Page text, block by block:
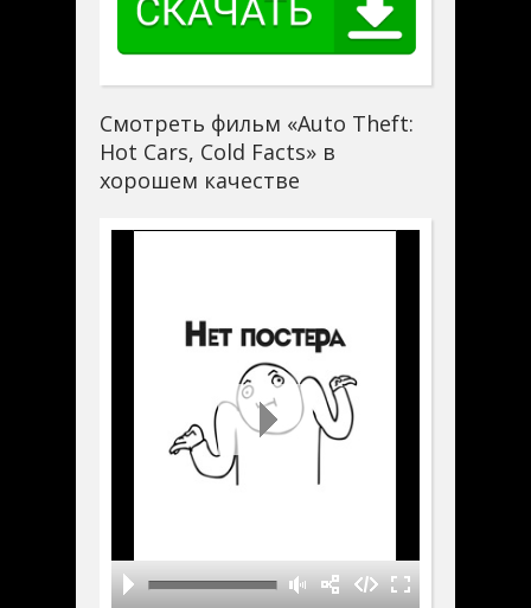
Смотреть фильм «Auto Theft:
Hot Cars, Cold Facts» в
хорошем качестве